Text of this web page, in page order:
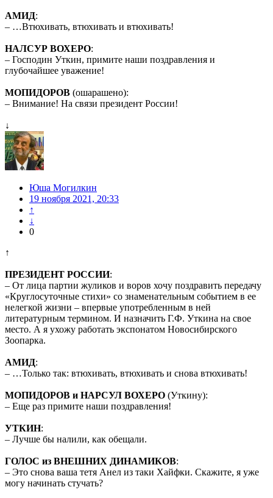
АМИД:
– …Втюхивать, втюхивать и втюхивать!
НАЛСУР ВОХЕРО:
– Господин Уткин, примите наши поздравления и
глубочайшее уважение!
МОПИДОРОВ (ошарашено):
– Внимание! На связи президент России!
↓
Юша Могилкин
19 ноября 2021, 20:33
↑
↓
0
↑
ПРЕЗИДЕНТ РОССИИ:
– От лица партии жуликов и воров хочу поздравить передачу
«Круглосуточные стихи» со знаменательным событием в ее
нелегкой жизни – впервые употребленным в ней
литературным термином. И назначить Г.Ф. Уткина на свое
место. А я ухожу работать экспонатом Новосибирского
Зоопарка.
АМИД:
– …Только так: втюхивать, втюхивать и снова втюхивать!
МОПИДОРОВ и НАРСУЛ ВОХЕРО (Уткину):
– Еще раз примите наши поздравления!
УТКИН:
– Лучше бы налили, как обещали.
ГОЛОС из ВНЕШНИХ ДИНАМИКОВ:
– Это снова ваша тетя Анел из таки Хайфки. Скажите, я уже
могу начинать стучать?